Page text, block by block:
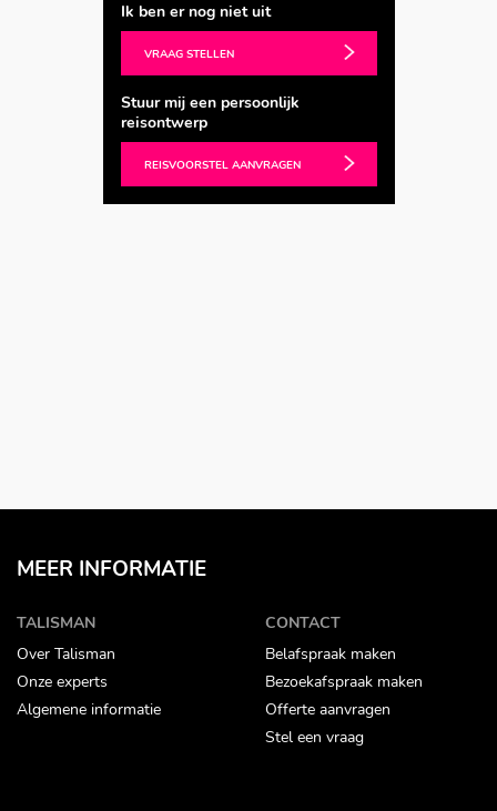
Ik ben er nog niet uit
VRAAG STELLEN
Stuur mij een persoonlijk
reisontwerp
REISVOORSTEL AANVRAGEN
MEER INFORMATIE
TALISMAN
Over Talisman
Onze experts
Algemene informatie
CONTACT
Belafspraak maken
Bezoekafspraak maken
Offerte aanvragen
Stel een vraag